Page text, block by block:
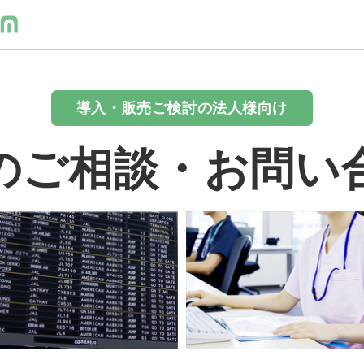
導入・販売ご検討の法人様向け
ご相談・お問い